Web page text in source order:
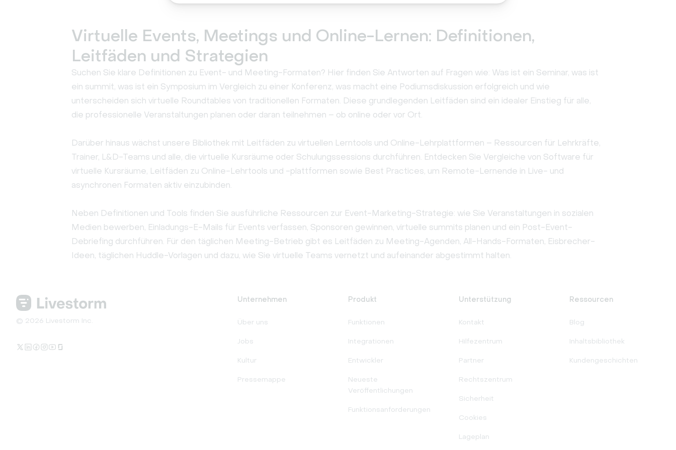
Virtuelle Events, Meetings und Online-Lernen: Definitionen,
Leitfäden und Strategien
Suchen Sie klare Definitionen zu Event- und Meeting-Formaten? Hier finden Sie Antworten auf Fragen wie: Was ist ein Seminar, was ist
ein summit, was ist ein Symposium im Vergleich zu einer Konferenz, was macht eine Podiumsdiskussion erfolgreich und wie
unterscheiden sich virtuelle Roundtables von traditionellen Formaten. Diese grundlegenden Leitfäden sind ein idealer Einstieg für alle,
die professionelle Veranstaltungen planen oder daran teilnehmen – ob online oder vor Ort.
Darüber hinaus wächst unsere Bibliothek mit Leitfäden zu virtuellen Lerntools und Online-Lehrplattformen – Ressourcen für Lehrkräfte,
Trainer, L&D-Teams und alle, die virtuelle Kursräume oder Schulungssessions durchführen. Entdecken Sie Vergleiche von Software für
virtuelle Kursräume, Leitfäden zu Online-Lehrtools und -plattformen sowie Best Practices, um Remote-Lernende in Live- und
asynchronen Formaten aktiv einzubinden.
Neben Definitionen und Tools finden Sie ausführliche Ressourcen zur Event-Marketing-Strategie: wie Sie Veranstaltungen in sozialen
Medien bewerben, Einladungs-E-Mails für Events verfassen, Sponsoren gewinnen, virtuelle summits planen und ein Post-Event-
Debriefing durchführen. Für den täglichen Meeting-Betrieb gibt es Leitfäden zu Meeting-Agenden, All-Hands-Formaten, Eisbrecher-
Ideen, täglichen Huddle-Vorlagen und dazu, wie Sie virtuelle Teams vernetzt und aufeinander abgestimmt halten.
© 2026 Livestorm Inc.
Unternehmen
Über uns
Jobs
Kultur
Pressemappe
Produkt
Funktionen
Integrationen
Entwickler
Neueste
Veröffentlichungen
Funktionsanforderungen
Unterstützung
Kontakt
Hilfezentrum
Partner
Rechtszentrum
Sicherheit
Cookies
Lageplan
Ressourcen
Blog
Inhaltsbibliothek
Kundengeschichten